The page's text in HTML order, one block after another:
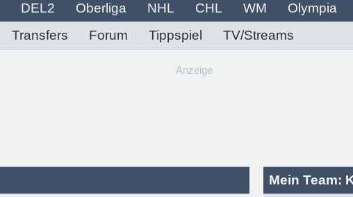
DEL2 Oberliga NHL CHL WM
Olympia
Transfers Forum Tippspiel TV/Streams
Anzeige
Mein Team: